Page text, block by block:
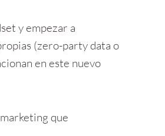
y empezar a
(zero-party data o
en este nuevo
que